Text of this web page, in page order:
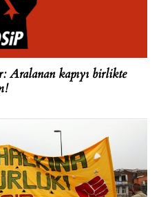
Aralanan kapıyı birlikte